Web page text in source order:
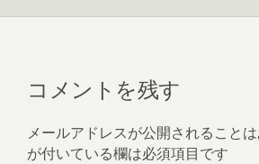
コメントを残す
メールアドレスが公開されることは
が付いている欄は必須項目です